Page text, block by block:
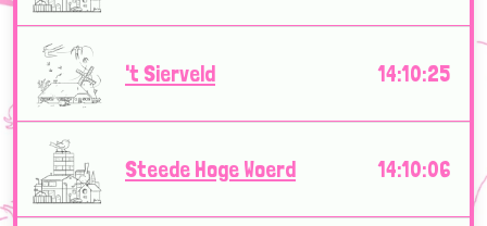
't Sierveld 14:10:25
Steede Hoge Woerd 14:10:06